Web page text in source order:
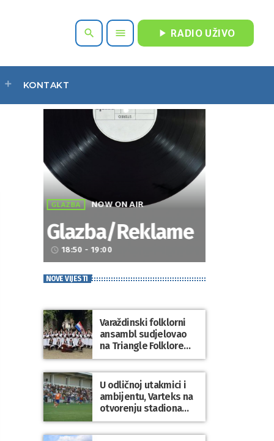
KONTAKT
search menu play_arrow RADIO UŽIVO
GLAZBA NOW ON AIR
Glazba/Reklame
access_time 18:50 - 19:00
NOVE VIJESTI
Varaždinski folklorni
ansambl sudjelovao
na Triangle Folklore
Festivalu u Danskoj
U odličnoj utakmici i
ambijentu, Varteks na
otvorenju stadiona
odigrao 1:1 s
Mariborom